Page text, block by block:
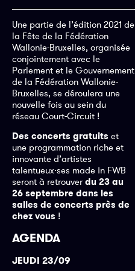
Une partie de l’édition 2021 de
la Fête de la Fédération
Wallonie-Bruxelles, organisée
conjointement avec le
Parlement et le Gouvernement
de la Fédération Wallonie-
Bruxelles, se déroulera une
nouvelle fois au sein du
réseau Court-Circuit !
Des concerts gratuits et
une programmation riche et
innovante d’artistes
talentueux·ses made in FWB
seront à retrouverdu 23 au
26 septembre dans les
salles de concerts près de
chez vous !
AGENDA
JEUDI 23/09